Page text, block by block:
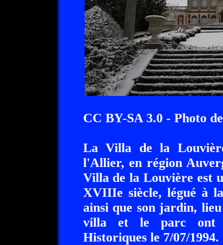
CC BY-SA 3.0 - Photo
La Villa de la
l'Allier, en région
Villa de la Louvière est
XVIIIe siècle, légué à
ainsi que son jardin,
villa et le parc ont
Historiques le 7/07/1994.